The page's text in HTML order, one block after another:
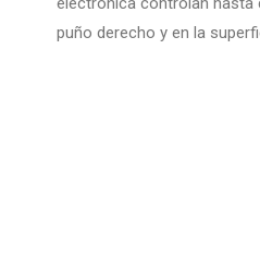
puño derecho y en la